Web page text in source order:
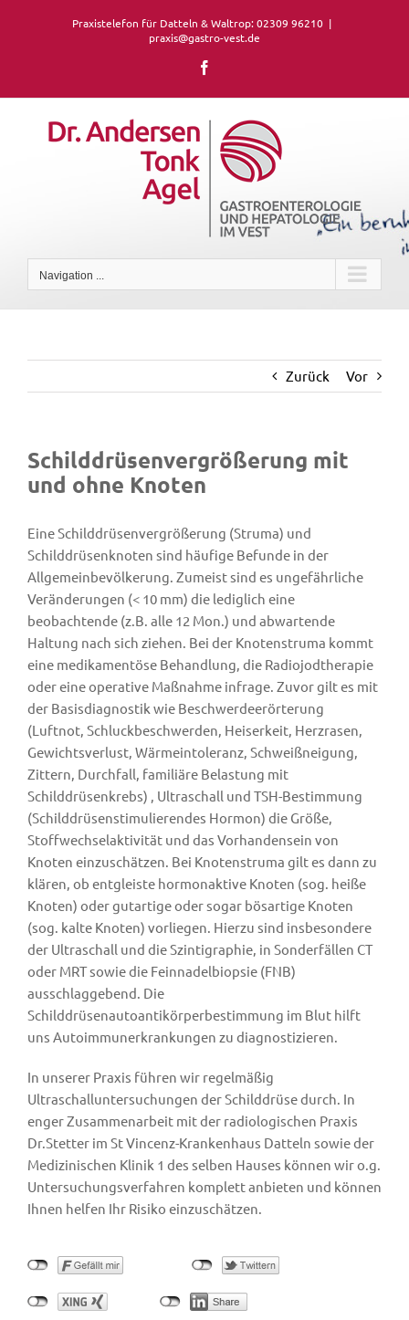
Praxistelefon für Datteln & Waltrop: 02309 96210 |
praxis@gastro-vest.de
Navigation ...
Zurück Vor
Schilddrüsenvergrößerung mit
und ohne Knoten
Eine Schilddrüsenvergrößerung (Struma) und
Schilddrüsenknoten sind häufige Befunde in der
Allgemeinbevölkerung. Zumeist sind es ungefährliche
Veränderungen (< 10 mm) die lediglich eine
beobachtende (z.B. alle 12 Mon.) und abwartende
Haltung nach sich ziehen. Bei der Knotenstruma kommt
eine medikamentöse Behandlung, die Radiojodtherapie
oder eine operative Maßnahme infrage. Zuvor gilt es mit
der Basisdiagnostik wie Beschwerdeerörterung
(Luftnot, Schluckbeschwerden, Heiserkeit, Herzrasen,
Gewichtsverlust, Wärmeintoleranz, Schweißneigung,
Zittern, Durchfall, familiäre Belastung mit
Schilddrüsenkrebs) , Ultraschall und TSH-Bestimmung
(Schilddrüsenstimulierendes Hormon) die Größe,
Stoffwechselaktivität und das Vorhandensein von
Knoten einzuschätzen. Bei Knotenstruma gilt es dann zu
klären, ob entgleiste hormonaktive Knoten (sog. heiße
Knoten) oder gutartige oder sogar bösartige Knoten
(sog. kalte Knoten) vorliegen. Hierzu sind insbesondere
der Ultraschall und die Szintigraphie, in Sonderfällen CT
oder MRT sowie die Feinnadelbiopsie (FNB)
ausschlaggebend. Die
Schilddrüsenautoantikörperbestimmung im Blut hilft
uns Autoimmunerkrankungen zu diagnostizieren.
In unserer Praxis führen wir regelmäßig
Ultraschalluntersuchungen der Schilddrüse durch. In
enger Zusammenarbeit mit der radiologischen Praxis
Dr.Stetter im St Vincenz-Krankenhaus Datteln sowie der
Medizinischen Klinik 1 des selben Hauses können wir o.g.
Untersuchungsverfahren komplett anbieten und können
Ihnen helfen Ihr Risiko einzuschätzen.